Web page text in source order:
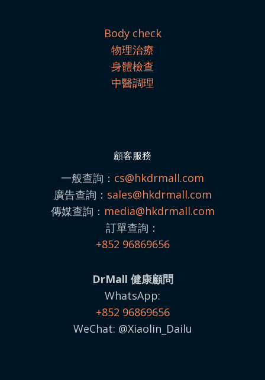
Body check
物理治療
身體檢查
中醫調理
顧客服務
一般查詢： cs@hkdrmall.com
廣告查詢： sales@hkdrmall.com
傳媒查詢： media@hkdrmall.com
訂單查詢：
+852 96869656
DrMall 健康顧問
WhatsApp:
+852 96869656
WeChat: @Xiaolin_Dailu